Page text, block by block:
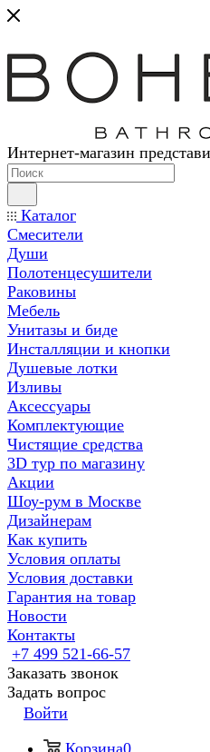
Интернет-магазин
Каталог
Смесители
Души
Полотенцесушители
Раковины
Мебель
Унитазы и биде
Инсталляции и кнопки
Душевые лотки
Изливы
Аксессуары
Комплектующие
Чистящие средства
3D тур по магазину
Акции
Шоу-рум в Москве
Дизайнерам
Как купить
Условия оплаты
Условия доставки
Гарантия на товар
Новости
Контакты
+7 499 521-66-57
Заказать звонок
Задать вопрос
Войти
Корзина0